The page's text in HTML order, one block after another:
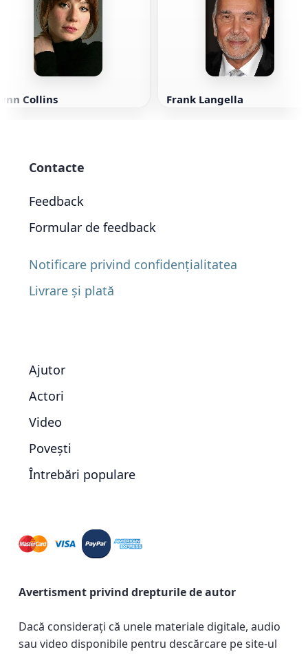
Collins Frank Langella
Contacte
Feedback
Formular de feedback
Notificare privind confidențialitatea
Livrare și plată
Ajutor
Actori
Video
Povești
Întrebări populare
Avertisment privind drepturile de autor
Dacă considerați că unele materiale digitale, audio
sau video disponibile pentru descărcare pe site-ul